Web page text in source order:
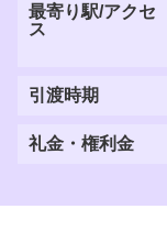
最寄り駅/アクセ
ス
引渡時期
礼金・権利金